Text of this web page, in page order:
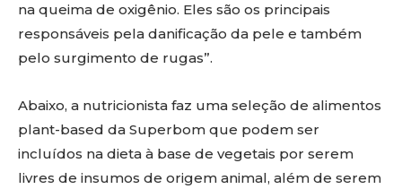
na queima de oxigênio. Eles são os principais
responsáveis pela danificação da pele e também
pelo surgimento de rugas”.
Abaixo, a nutricionista faz uma seleção de alimentos
plant-based da Superbom que podem ser
incluídos na dieta à base de vegetais por serem
livres de insumos de origem animal, além de serem